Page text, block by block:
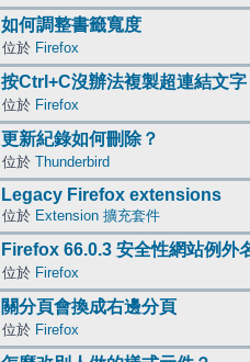
如何調整書籤寬度
位於 Firefox
按Ctrl+C沒辦法複製超連結文字
位於 Firefox
更新紀錄如何刪除？
位於 Thunderbird
Legacy Firefox extensions
位於 Extension 擴充套件
Firefox 66.0.3 安全性網站例外
位於 Firefox
關分頁會換成右邊分頁
位於 Firefox